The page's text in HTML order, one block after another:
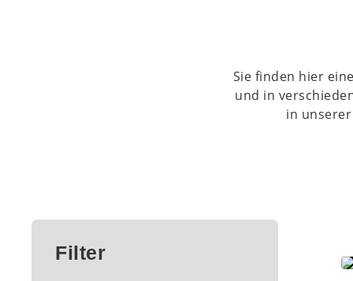
Sie finden hier
und in
in
Filter